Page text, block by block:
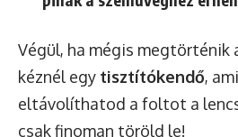
Végül, ha mégis megtörténik
kéznél egy tisztítókendő,
eltávolíthatod a foltot a
csak finoman töröld le!